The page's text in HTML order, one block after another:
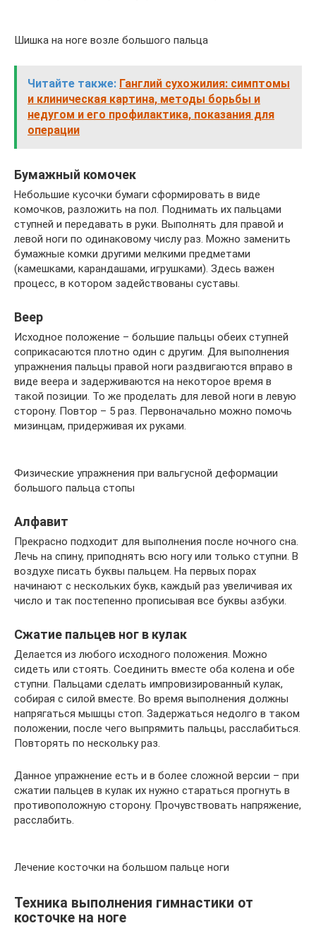
Шишка на ноге возле большого пальца
Читайте также: Ганглий сухожилия: симптомы
и клиническая картина, методы борьбы и
недугом и его профилактика, показания для
операции
Бумажный комочек
Небольшие кусочки бумаги сформировать в виде
комочков, разложить на пол. Поднимать их пальцами
ступней и передавать в руки. Выполнять для правой и
левой ноги по одинаковому числу раз. Можно заменить
бумажные комки другими мелкими предметами
(камешками, карандашами, игрушками). Здесь важен
процесс, в котором задействованы суставы.
Веер
Исходное положение – большие пальцы обеих ступней
соприкасаются плотно один с другим. Для выполнения
упражнения пальцы правой ноги раздвигаются вправо в
виде веера и задерживаются на некоторое время в
такой позиции. То же проделать для левой ноги в левую
сторону. Повтор – 5 раз. Первоначально можно помочь
мизинцам, придерживая их руками.
Физические упражнения при вальгусной деформации
большого пальца стопы
Алфавит
Прекрасно подходит для выполнения после ночного сна.
Лечь на спину, приподнять всю ногу или только ступни. В
воздухе писать буквы пальцем. На первых порах
начинают с нескольких букв, каждый раз увеличивая их
число и так постепенно прописывая все буквы азбуки.
Сжатие пальцев ног в кулак
Делается из любого исходного положения. Можно
сидеть или стоять. Соединить вместе оба колена и обе
ступни. Пальцами сделать импровизированный кулак,
собирая с силой вместе. Во время выполнения должны
напрягаться мышцы стоп. Задержаться недолго в таком
положении, после чего выпрямить пальцы, расслабиться.
Повторять по нескольку раз.
Данное упражнение есть и в более сложной версии – при
сжатии пальцев в кулак их нужно стараться прогнуть в
противоположную сторону. Прочувствовать напряжение,
расслабить.
Лечение косточки на большом пальце ноги
Техника выполнения гимнастики от
косточке на ноге